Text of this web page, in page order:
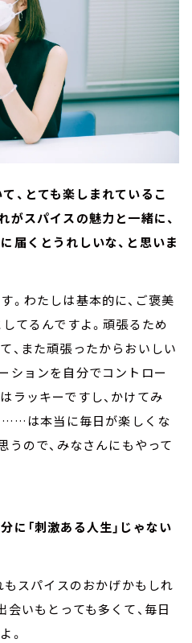
、とても楽しまれているこ
がスパイスの魅力と一緒に、
届くとうれしいな、と思いま
。わたしは基本的に、ご褒美
てるんですよ。頑張るため
、また頑張ったからおいしい
ションを自分でコントロー
ラッキーですし、かけてみ
……は本当に毎日が楽しくな
うので、みなさんにもやって
「刺激ある人生」じゃない
もスパイスのおかげかもしれ
会いもとっても多くて、毎日
。